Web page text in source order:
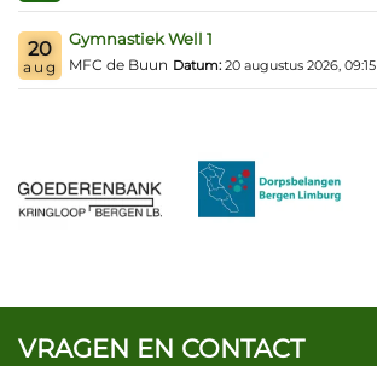
20
aug
Gymnastiek Well 1
MFC de Buun Datum: 20 augustus 2026, 09:15
VRAGEN EN CONTACT